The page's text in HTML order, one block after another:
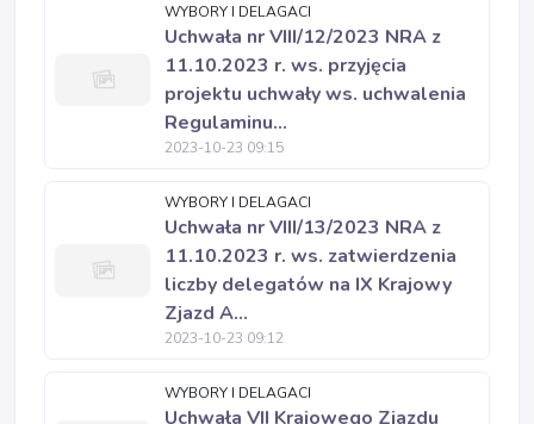
WYBORY I DELAGACI
Uchwała nr VIII/12/2023 NRA z
11.10.2023 r. ws. przyjęcia
projektu uchwały ws. uchwalenia
Regulaminu...
2023-10-23 09:15
WYBORY I DELAGACI
Uchwała nr VIII/13/2023 NRA z
11.10.2023 r. ws. zatwierdzenia
liczby delegatów na IX Krajowy
Zjazd A...
2023-10-23 09:12
WYBORY I DELAGACI
Uchwała VII Krajowego Zjazdu